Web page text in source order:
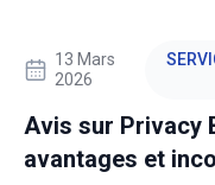
13 Mars
2026
Avis sur Privacy
avantages et